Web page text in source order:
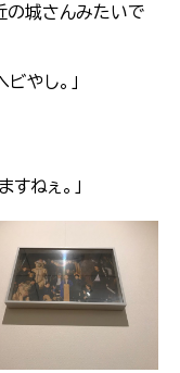
の城さんみたいで
やし。」
すねぇ。」